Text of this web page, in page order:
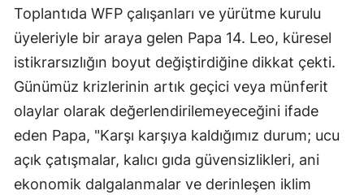
Toplantıda WFP çalışanları ve yürütme kurulu
üyeleriyle bir araya gelen Papa 14. Leo, küresel
istikrarsızlığın boyut değiştirdiğine dikkat çekti.
Günümüz krizlerinin artık geçici veya münferit
olaylar olarak değerlendirilemeyeceğini ifade
eden Papa, "Karşı karşıya kaldığımız durum; ucu
açık çatışmalar, kalıcı gıda güvensizlikleri, ani
ekonomik dalgalanmalar ve derinleşen iklim